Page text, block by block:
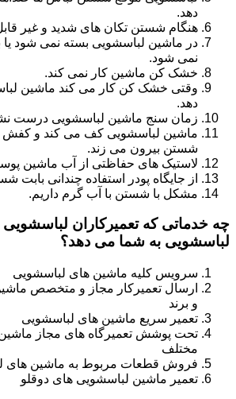
دهد.
هنگام شستن تکان های شدید و غیر
در ماشین لباسشویی بسته نمی شود یا
نمی شود.
خشک کن ماشین کار نمی کند.
وقتی خشک کن کار می کند ماشین
دهد.
زمان سنج ماشین لباسشویی درست
ماشین لباسشویی کف می کند و کفش
شستن بیرون می زند.
لاستیک های حفاظتی از آب ماشین
از جایگاه پودر استفاده چندانی
مشکل با شستن با آب گرم داریم.
چه خدماتی که تعمیرکاران لباسشویی
لباسشویی به شما می دهد؟
سرویس کلیه ماشین های لباسشویی
ارسال تعمیرکار مجاز و متخصص
و برند
تعمیر سریع ماشین های لباسشویی
تحت پوشش تعمیرگاه های مجاز
مختلف
فروش قطعات مربوط به ماشین های
تعمیر ماشین لباسشویی های دوقلو